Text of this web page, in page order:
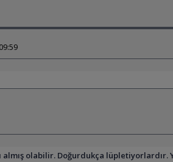
almış olabilir. Doğurdukça